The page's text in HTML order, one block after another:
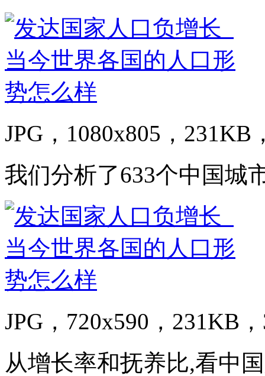
JPG，1080x805，231KB
我们分析了633个中国城
JPG，720x590，231KB
从增长率和抚养比,看中